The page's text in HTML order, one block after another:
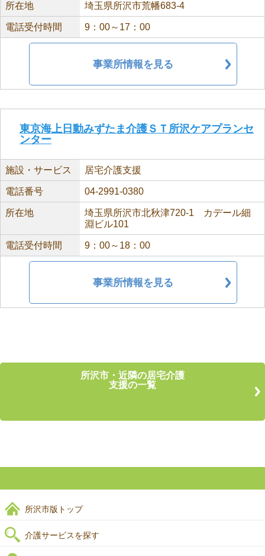
所在地 埼玉県所沢市荒幡683-4
電話受付時間 9：00～17：00
事業所情報を見る
東京海上日動みずたま介護ＳＴ所沢ケアプランセ
ンター
施設・サービス 居宅介護支援
電話番号 04-2991-0380
所在地
埼玉県所沢市北秋津720-1 カデール細
淵ビル101
電話受付時間 9：00～18：00
事業所情報を見る
所沢市・近隣の居宅介護
支援の一覧
所沢市版トップ
介護サービスを探す